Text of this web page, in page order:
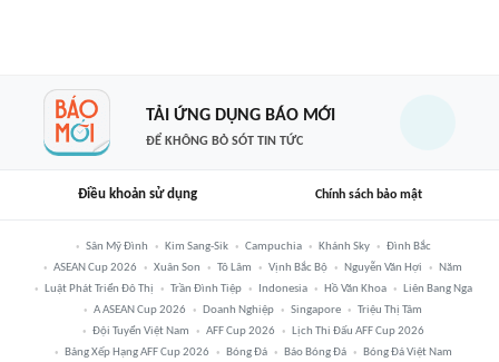
TẢI ỨNG DỤNG BÁO MỚI
ĐỂ KHÔNG BỎ SÓT TIN TỨC
Điều khoản sử dụng Chính sách bảo mật
Sân Mỹ Đình Kim Sang-Sik Campuchia Khánh Sky
Đình Bắc
ASEAN Cup 2026
Xuân Son Tô Lâm Vịnh Bắc Bộ Nguyễn Văn Hợi
Năm
Luật Phát Triển Đô Thị
Trần Đình Tiệp Indonesia Hồ Văn Khoa
Liên Bang Nga
A ASEAN Cup 2026
Doanh Nghiệp Singapore
Triệu Thị Tâm
Đội Tuyển Việt Nam
AFF Cup 2026
Lịch Thi Đấu AFF Cup 2026
Bảng Xếp Hạng AFF Cup 2026
Bóng Đá Báo Bóng Đá
Bóng Đá Việt Nam